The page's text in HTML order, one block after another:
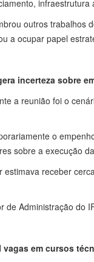
outros trabalhos
a ocupar papel
incerteza sobre
a reunião foi o
o
sobre a execução
estimava receber
de Administração do
vagas em cursos